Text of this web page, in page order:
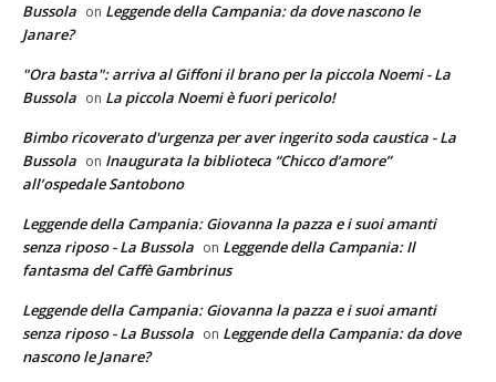
Bussola on Leggende della Campania: da dove nascono le
Janare?
"Ora basta": arriva al Giffoni il brano per la piccola Noemi - La
Bussola on La piccola Noemi è fuori pericolo!
Bimbo ricoverato d'urgenza per aver ingerito soda caustica - La
Bussola on Inaugurata la biblioteca “Chicco d’amore”
all’ospedale Santobono
Leggende della Campania: Giovanna la pazza e i suoi amanti
senza riposo - La Bussola on Leggende della Campania: Il
fantasma del Caffè Gambrinus
Leggende della Campania: Giovanna la pazza e i suoi amanti
senza riposo - La Bussola on Leggende della Campania: da dove
nascono le Janare?